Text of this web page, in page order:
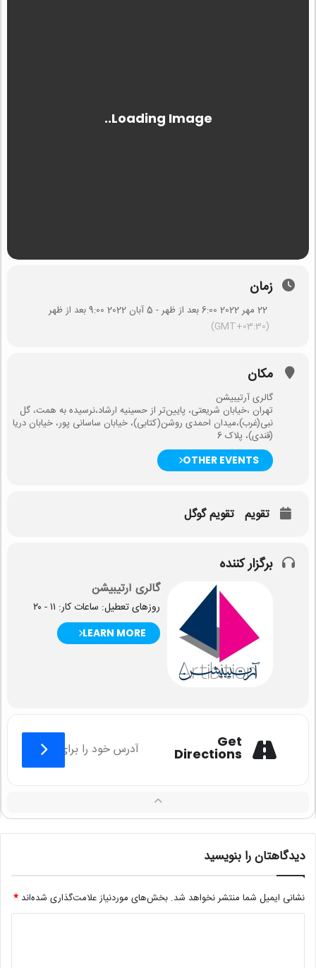
زمان
22 مهر 2022 6:00 بعد از ظهر - 5 آبان 2022 9:00 بعد از ظهر
(GMT+03:30)
مکان
گالری آرتیبیشن
تهران ،خیابان شریعتی، پایین‌تر از حسینیه ارشاد،نرسیده به همت، گل
نبی(غرب)،میدان احمدی روشن(کتابی)، خیابان ساسانی پور، خیابان دریا
(قندی)، پلاک 6
OTHER EVENTS
تقویم تقویم گوگل
برگزار کننده
گالری آرتیبیشن
روزهای تعطیل: ساعات کار: ۱۱ - ۲۰
LEARN MORE
Get
Directions
دیدگاهتان را بنویسید
نشانی ایمیل شما منتشر نخواهد شد. بخش‌های موردنیاز علامت‌گذاری شده‌اند *